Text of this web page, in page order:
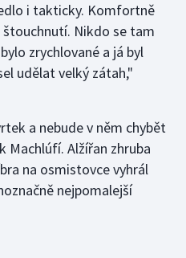
i takticky. Komfortně
Nikdo se tam
zrychlované a já byl
udělat velký zátah,"
a nebude v něm chybět
Machlúfí. Alžířan zhruba
na osmistovce vyhrál
nejpomalejší